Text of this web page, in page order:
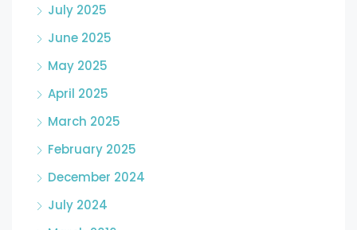
July 2025
June 2025
May 2025
April 2025
March 2025
February 2025
December 2024
July 2024